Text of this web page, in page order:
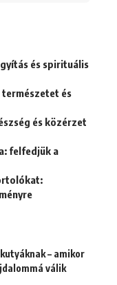
és spirituális
természetet és
és közérzet
felfedjük a
– amikor
válik